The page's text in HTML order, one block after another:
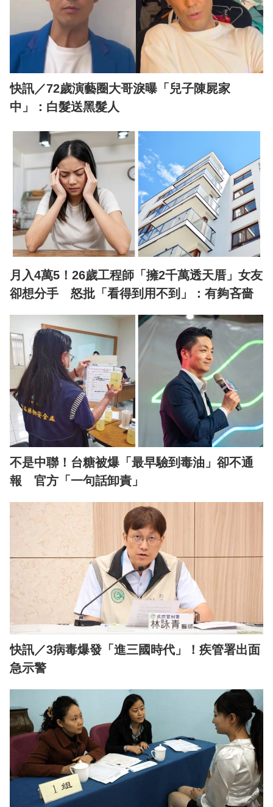
快訊／72歲演藝圈大哥淚曝「兒子陳屍家
中」：白髮送黑髮人
月入4萬5！26歲工程師「擁2千萬透天厝」女友
卻想分手 怒批「看得到用不到」：有夠吝嗇
不是中聯！台糖被爆「最早驗到毒油」卻不通
報 官方「一句話卸責」
快訊／3病毒爆發「進三國時代」！疾管署出面
急示警